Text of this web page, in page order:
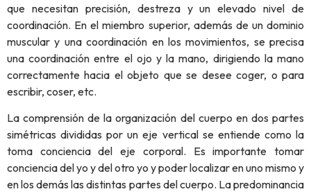
que necesitan precisión, destreza y un elevado nivel de
coordinación. En el miembro superior, además de un dominio
muscular y una coordinación en los movimientos, se precisa
una coordinación entre el ojo y la mano, dirigiendo la mano
correctamente hacia el objeto que se desee coger, o para
escribir, coser, etc.
La comprensión de la organización del cuerpo en dos partes
simétricas divididas por un eje vertical se entiende como la
toma conciencia del eje corporal. Es importante tomar
conciencia del yo y del otro yo y poder localizar en uno mismo y
en los demás las distintas partes del cuerpo. La predominancia